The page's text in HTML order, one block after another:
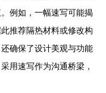
例如，一幅速写可能揭
推荐隔热材料或修改构
确保了设计美观与功能
用速写作为沟通桥梁，